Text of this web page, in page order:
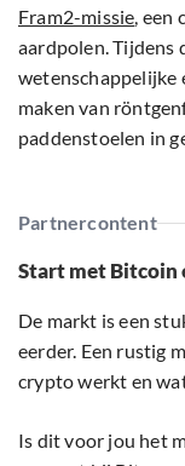
Fram2-missie, een
aardpolen. Tijdens
wetenschappelijke
maken van
paddenstoelen in
Partnercontent
Start met Bitcoin
De markt is een
eerder. Een rustig
crypto werkt en
Is dit voor jou het